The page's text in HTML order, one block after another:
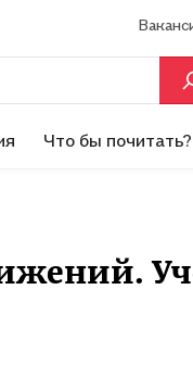
Что бы почитать?